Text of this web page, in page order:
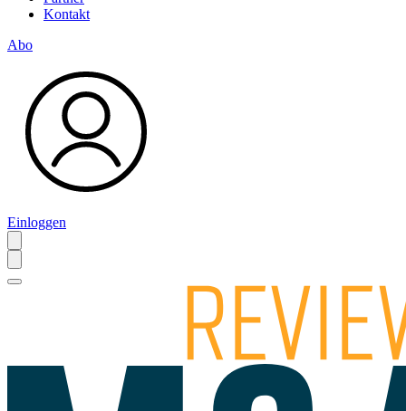
Kontakt
Abo
Einloggen